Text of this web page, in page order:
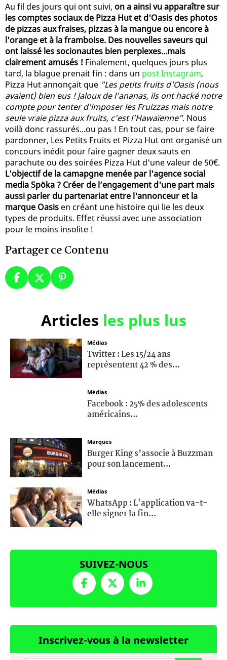
Au fil des jours qui ont suivi, on a ainsi vu apparaître sur
les comptes sociaux de Pizza Hut et d'Oasis des photos
de pizzas aux fraises, pizzas à la mangue ou encore à
l'orange et à la framboise. Des nouvelles saveurs qui
ont laissé les socionautes bien perplexes...mais
clairement amusés ! Finalement, quelques jours plus
tard, la blague prenait fin : dans un post Instagram,
Pizza Hut annonçait que "Les petits fruits d'Oasis (nous
avaient) bien eus ! Jaloux de l’ananas, ils ont hacké notre
compte pour tenter d'imposer les Fruizzas mais notre
seule vraie pizza aux fruits, c’est l’Hawaïenne". Nous
voilà donc rassurés...ou pas ! En tout cas, pour se faire
pardonner, Les Petits Fruits et Pizza Hut ont organisé un
concours inédit pour faire gagner deux sauts en
parachute ou des soirées Pizza Hut d'une valeur de 50€.
L'objectif de la camapgne menée par l'agence social
media Spöka ? Créer de l’engagement d'une part mais
aussi parler du partenariat entre l'annonceur et la
marque Oasis en créant une histoire qui lie les deux
types de produits. Effet réussi avec une association
pour le moins insolite !
Partager ce Contenu
Articles les plus lus
Médias
Twitter : Les 15/24 ans
représentent 42 % des...
Médias
Facebook : 25% des adolescents
américains...
Marques
Burger King s’associe à Buzzman
pour son lancement...
Médias
WhatsApp : L'application va-t-
elle signer la fin...
SUIVEZ-NOUS
Inscrivez-vous à la newsletter